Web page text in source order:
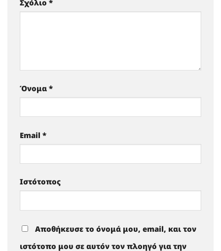
Σχόλιο *
Όνομα *
Email *
Ιστότοπος
Αποθήκευσε το όνομά μου, email, και τον
ιστότοπο μου σε αυτόν τον πλοηγό για την